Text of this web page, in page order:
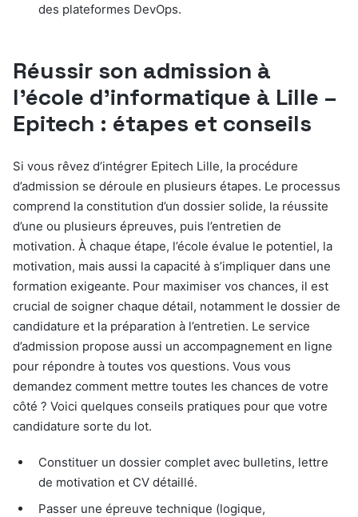
des plateformes DevOps.
Réussir son admission à
l’école d’informatique à Lille –
Epitech : étapes et conseils
Si vous rêvez d’intégrer Epitech Lille, la procédure
d’admission se déroule en plusieurs étapes. Le processus
comprend la constitution d’un dossier solide, la réussite
d’une ou plusieurs épreuves, puis l’entretien de
motivation. À chaque étape, l’école évalue le potentiel, la
motivation, mais aussi la capacité à s’impliquer dans une
formation exigeante. Pour maximiser vos chances, il est
crucial de soigner chaque détail, notamment le dossier de
candidature et la préparation à l’entretien. Le service
d’admission propose aussi un accompagnement en ligne
pour répondre à toutes vos questions. Vous vous
demandez comment mettre toutes les chances de votre
côté ? Voici quelques conseils pratiques pour que votre
candidature sorte du lot.
Constituer un dossier complet avec bulletins, lettre
de motivation et CV détaillé.
Passer une épreuve technique (logique,